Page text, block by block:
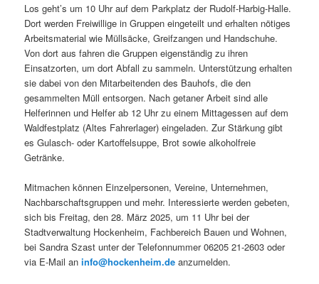
Los geht’s um 10 Uhr auf dem Parkplatz der Rudolf-Harbig-Halle.
Dort werden Freiwillige in Gruppen eingeteilt und erhalten nötiges
Arbeitsmaterial wie Müllsäcke, Greifzangen und Handschuhe.
Von dort aus fahren die Gruppen eigenständig zu ihren
Einsatzorten, um dort Abfall zu sammeln. Unterstützung erhalten
sie dabei von den Mitarbeitenden des Bauhofs, die den
gesammelten Müll entsorgen. Nach getaner Arbeit sind alle
Helferinnen und Helfer ab 12 Uhr zu einem Mittagessen auf dem
Waldfestplatz (Altes Fahrerlager) eingeladen. Zur Stärkung gibt
es Gulasch- oder Kartoffelsuppe, Brot sowie alkoholfreie
Getränke.
Mitmachen können Einzelpersonen, Vereine, Unternehmen,
Nachbarschaftsgruppen und mehr. Interessierte werden gebeten,
sich bis Freitag, den 28. März 2025, um 11 Uhr bei der
Stadtverwaltung Hockenheim, Fachbereich Bauen und Wohnen,
bei Sandra Szast unter der Telefonnummer 06205 21-2603 oder
via E-Mail aninfo@hockenheim.de anzumelden.